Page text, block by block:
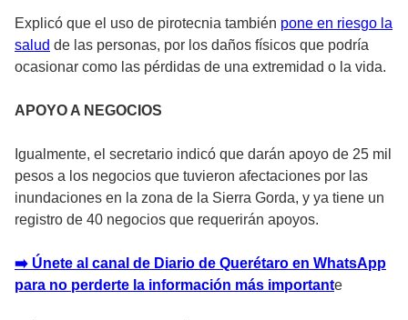
Explicó que el uso de pirotecnia también pone en riesgo la
salud de las personas, por los daños físicos que podría
ocasionar como las pérdidas de una extremidad o la vida.
APOYO A NEGOCIOS
Igualmente, el secretario indicó que darán apoyo de 25 mil
pesos a los negocios que tuvieron afectaciones por las
inundaciones en la zona de la Sierra Gorda, y ya tiene un
registro de 40 negocios que requerirán apoyos.
➡️ Únete al canal de Diario de Querétaro en WhatsApp
para no perderte la información más importante